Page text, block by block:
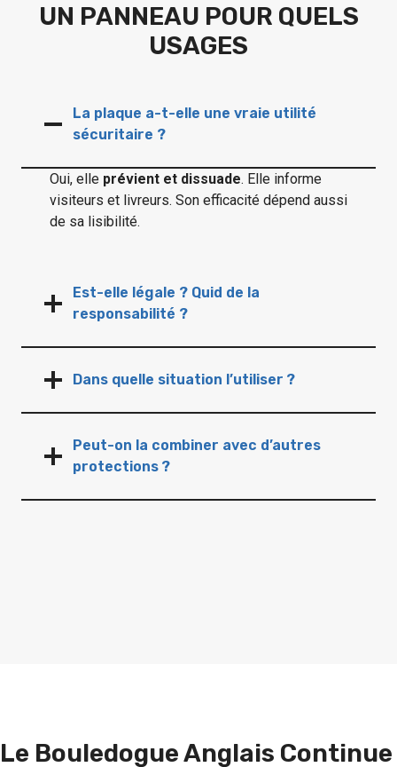
UN PANNEAU POUR QUELS
USAGES
La plaque a-t-elle une vraie utilité
sécuritaire ?
Oui, elle prévient et dissuade. Elle informe
visiteurs et livreurs. Son efficacité dépend aussi
de sa lisibilité.
Est-elle légale ? Quid de la
responsabilité ?
Dans quelle situation l’utiliser ?
Peut-on la combiner avec d’autres
protections ?
Le Bouledogue Anglais Continue